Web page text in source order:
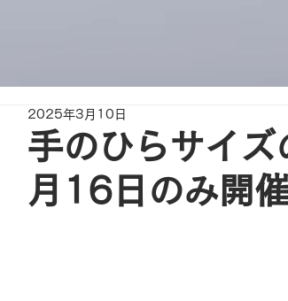
手のひらサイズ
月16日のみ開催
2025年3月10日